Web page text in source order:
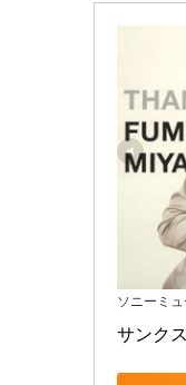
ソニーミ
サンク